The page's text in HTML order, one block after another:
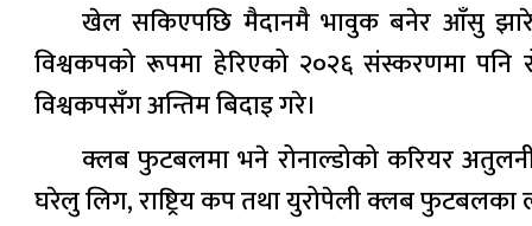
खेल सकिएपछि मैदानमै भावुक बनेर आँसु
विश्वकपको रूपमा हेरिएको २०२६ संस्करणमा पनि
विश्वकपसँग अन्तिम बिदाइ गरे।
क्लब फुटबलमा भने रोनाल्डोको करियर
घरेलु लिग, राष्ट्रिय कप तथा युरोपेली क्लब